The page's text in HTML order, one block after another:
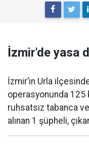
İzmir'de yasa
İzmir’in Urla
operasyonunda 125
ruhsatsız tabanca
alınan 1 şüpheli,